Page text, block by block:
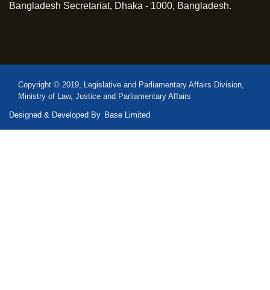
Bangladesh Secretariat, Dhaka - 1000, Bangladesh.
Copyright © 2019, Legislative and Parliamentary Affairs Division,
Ministry of Law, Justice and Parliamentary Affairs
Designed & Developed By Base Limited